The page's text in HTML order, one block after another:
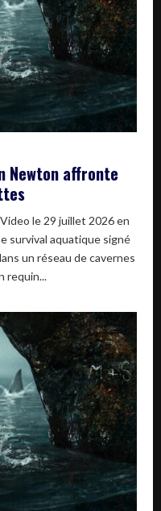
Newton affronte
le 29 juillet 2026 en
survival aquatique signé
un réseau de cavernes
requin...